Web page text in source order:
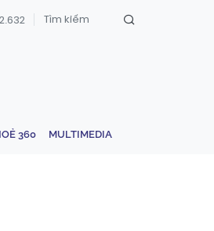
360 MULTIMEDIA